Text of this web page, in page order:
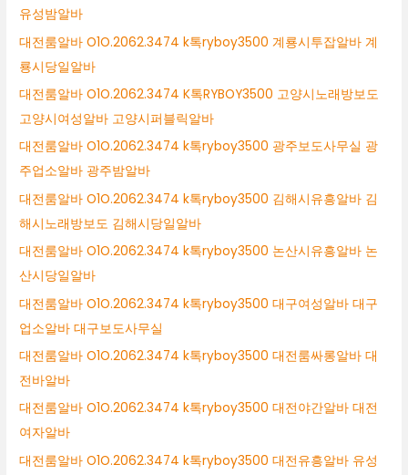
유성밤알바
대전룸알바 O1O.2062.3474 k톡ryboy3500 계룡시투잡알바 계
룡시당일알바
대전룸알바 O1O.2062.3474 K톡RYBOY3500 고양시노래방보도
고양시여성알바 고양시퍼블릭알바
대전룸알바 O1O.2062.3474 k톡ryboy3500 광주보도사무실 광
주업소알바 광주밤알바
대전룸알바 O1O.2062.3474 k톡ryboy3500 김해시유흥알바 김
해시노래방보도 김해시당일알바
대전룸알바 O1O.2062.3474 k톡ryboy3500 논산시유흥알바 논
산시당일알바
대전룸알바 O1O.2062.3474 k톡ryboy3500 대구여성알바 대구
업소알바 대구보도사무실
대전룸알바 O1O.2062.3474 k톡ryboy3500 대전룸싸롱알바 대
전바알바
대전룸알바 O1O.2062.3474 k톡ryboy3500 대전야간알바 대전
여자알바
대전룸알바 O1O.2062.3474 k톡ryboy3500 대전유흥알바 유성